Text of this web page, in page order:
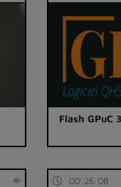
Flash GPuC
00:26:08